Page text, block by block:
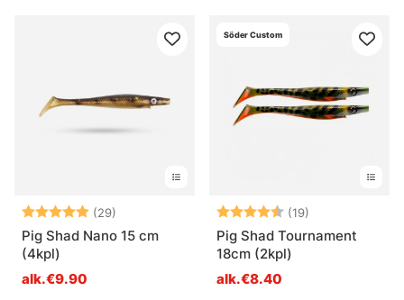
erittäin suurella nopeudella, suosittelemme sen takilointia
vakaampi, et saa lainkaan heiluntaa! Kun jää on vapautettu,
voit kalastaa näitä uskomattoman helposti paljon heiluen,
Siinä on tietysti monia eri malleja, mutta yllä oleva on
perusta kumivieheille överlag.
ettet saa ihan haluamaasi tulosta, niin soita tai tule
Arvio: (29)
5.0 5:sta tähdestä
Pig Shad Nano 15 cm
(4kpl)
alk.€9.90
Söder Custom
Arvio: (19)
Pig Shad Tournament
18cm (2kpl)
alk.€8.40